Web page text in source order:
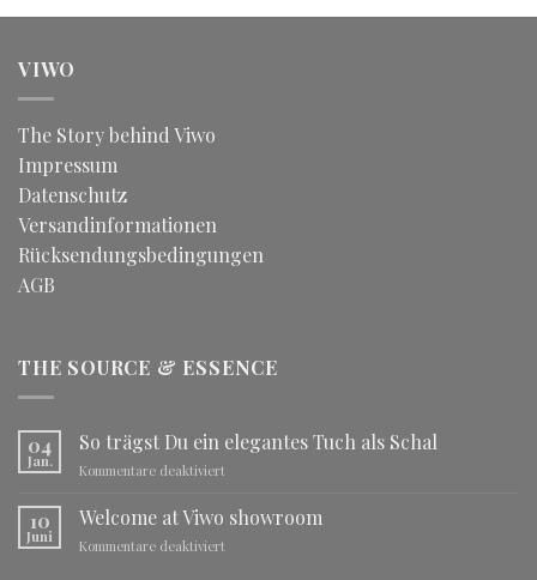
VIWO
The Story behind Viwo
Impressum
Datenschutz
Versandinformationen
Rücksendungsbedingungen
AGB
THE SOURCE & ESSENCE
04
Jan.
So trägst Du ein elegantes Tuch als Schal
Kommentare deaktiviert
trägst
Du
10
Juni
Welcome at Viwo showroom
Kommentare deaktiviert